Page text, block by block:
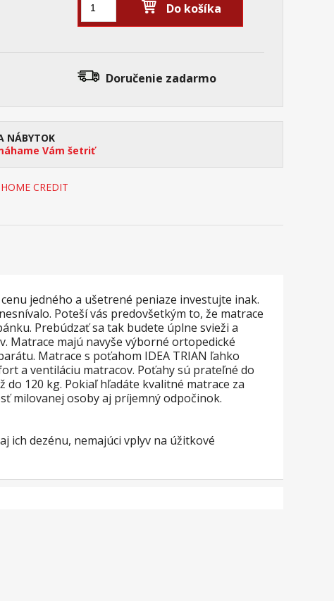
Do košíka
Doručenie zadarmo
NÁBYTOK
Vám šetriť
CREDIT
jedného a ušetrené peniaze investujte inak.
Poteší vás predovšetkým to, že matrace
Prebúdzať sa tak budete úplne svieži a
Matrace majú navyše výborné ortopedické
Matrace s poťahom IDEA TRIAN ľahko
a ventiláciu matracov. Poťahy sú prateľné do
do 120 kg. Pokiaľ hľadáte kvalitné matrace za
milovanej osoby aj príjemný odpočinok.
ich dezénu, nemajúci vplyv na úžitkové